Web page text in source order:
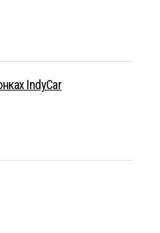
IndyCar